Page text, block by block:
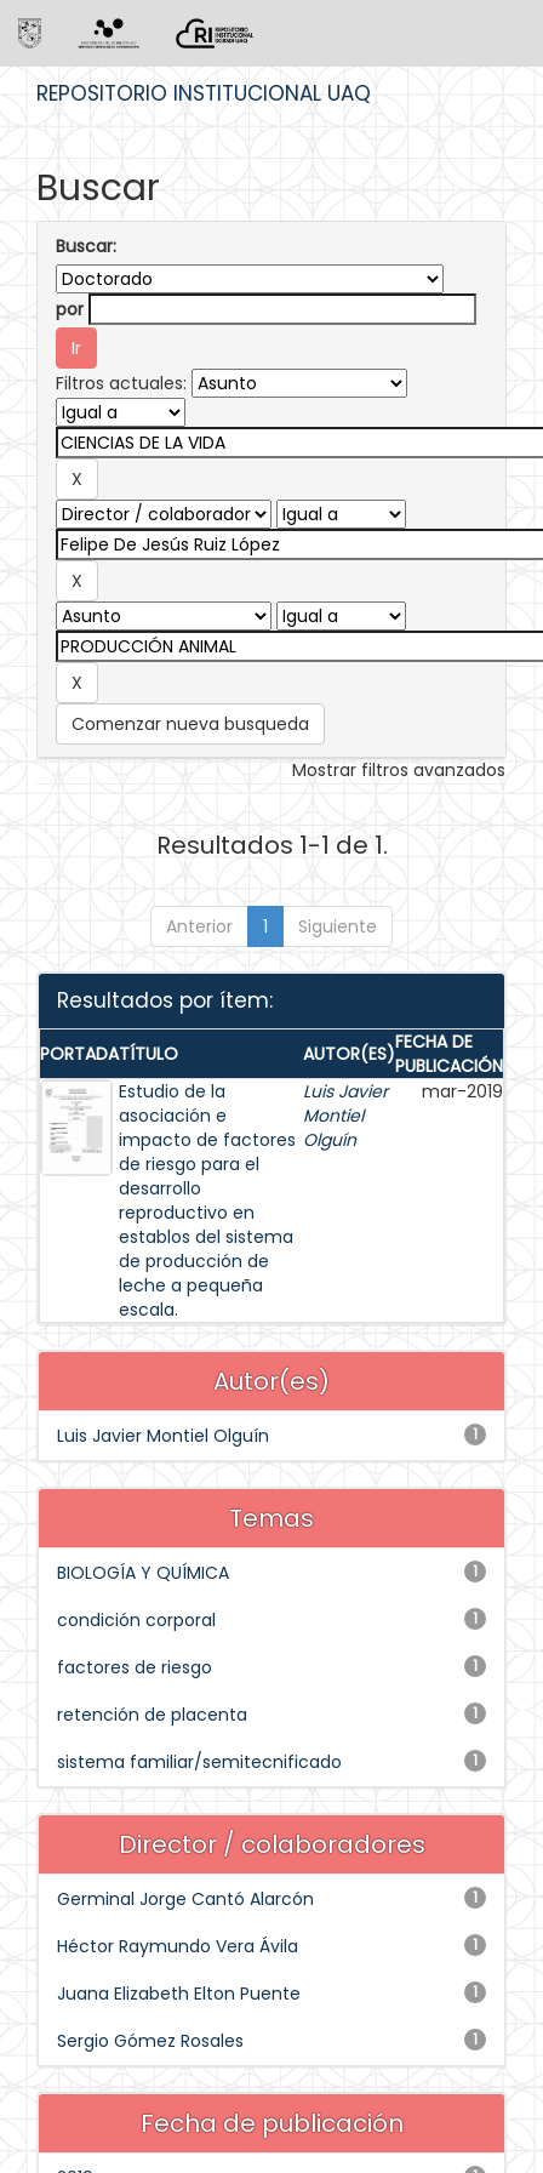
REPOSITORIO INSTITUCIONAL UAQ
Buscar
Buscar:
por
Filtros actuales:
Comenzar nueva busqueda
Mostrar filtros avanzados
Resultados 1-1 de 1.
Anterior 1 Siguiente
Resultados por ítem:
PORTADATÍTULO AUTOR(ES)FECHA DE
PUBLICACIÓN
Estudio de la
asociación e
impacto de factores
de riesgo para el
desarrollo
reproductivo en
establos del sistema
de producción de
leche a pequeña
escala.
Luis Javier
Montiel
Olguín
mar-2019
Autor(es)
1
Luis Javier Montiel Olguín
Temas
1
BIOLOGÍA Y QUÍMICA
1
condición corporal
1
factores de riesgo
1
retención de placenta
1
sistema familiar/semitecnificado
Director / colaboradores
1
Germinal Jorge Cantó Alarcón
1
Héctor Raymundo Vera Ávila
1
Juana Elizabeth Elton Puente
1
Sergio Gómez Rosales
Fecha de publicación